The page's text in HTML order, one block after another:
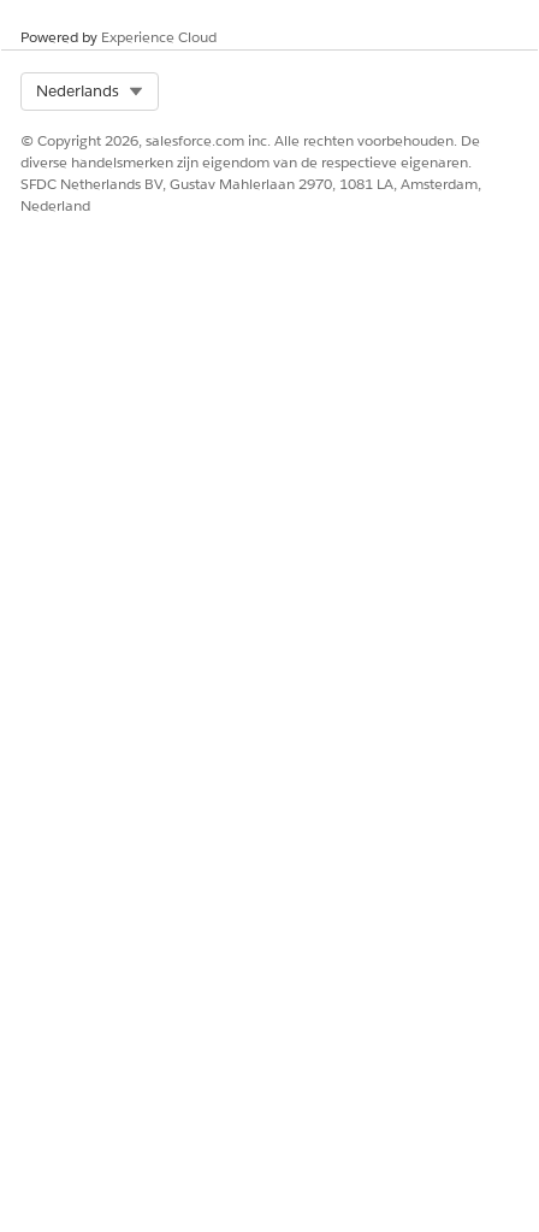
Laat ons weten wat we kunnen doen om te verbeteren!
Powered by Experience Cloud
Nederlands
© Copyright 2026, salesforce.com inc. Alle rechten voorbehouden. De
diverse handelsmerken zijn eigendom van de respectieve eigenaren.
SFDC Netherlands BV, Gustav Mahlerlaan 2970, 1081 LA, Amsterdam,
Nederland